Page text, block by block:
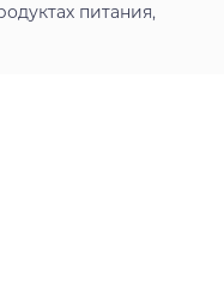
питания,